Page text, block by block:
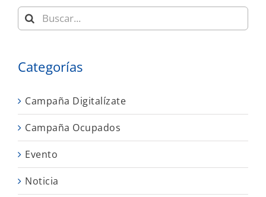
Buscar:
Categorías
Campaña Digitalízate
Campaña Ocupados
Evento
Noticia